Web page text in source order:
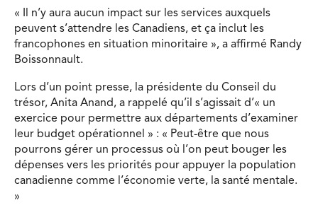
« Il n’y aura aucun impact sur les services auxquels
peuvent s’attendre les Canadiens, et ça inclut les
francophones en situation minoritaire », a affirmé Randy
Boissonnault.
Lors d’un point presse, la présidente du Conseil du
trésor, Anita Anand, a rappelé qu’il s’agissait d’« un
exercice pour permettre aux départements d’examiner
leur budget opérationnel » : « Peut-être que nous
pourrons gérer un processus où l’on peut bouger les
dépenses vers les priorités pour appuyer la population
canadienne comme l’économie verte, la santé mentale.
»